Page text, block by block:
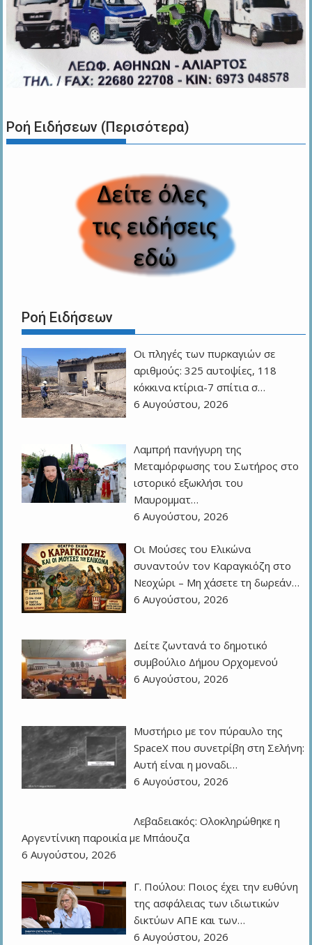
Ροή Ειδήσεων (Περισότερα)
Ροή Ειδήσεων
Οι πληγές των πυρκαγιών σε
αριθμούς: 325 αυτοψίες, 118
κόκκινα κτίρια-7 σπίτια σ…
6 Αυγούστου, 2026
Λαμπρή πανήγυρη της
Μεταμόρφωσης του Σωτήρος στο
ιστορικό εξωκλήσι του
Μαυρομματ…
6 Αυγούστου, 2026
Οι Μούσες του Ελικώνα
συναντούν τον Καραγκιόζη στο
Νεοχώρι – Μη χάσετε τη δωρεάν…
6 Αυγούστου, 2026
Δείτε ζωντανά το δημοτικό
συμβούλιο Δήμου Ορχομενού
6 Αυγούστου, 2026
Μυστήριο με τον πύραυλο της
SpaceX που συνετρίβη στη Σελήνη:
Αυτή είναι η μοναδι…
6 Αυγούστου, 2026
Λεβαδειακός: Ολοκληρώθηκε η
Αργεντίνικη παροικία με Μπάουζα
6 Αυγούστου, 2026
Γ. Πούλου: Ποιος έχει την ευθύνη
της ασφάλειας των ιδιωτικών
δικτύων ΑΠΕ και των…
6 Αυγούστου, 2026